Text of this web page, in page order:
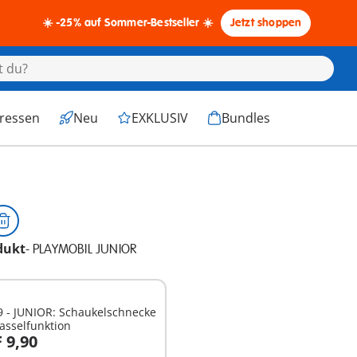
☀️ -25% auf Sommer-Bestseller ☀️ Jetzt shoppen
Neu EXKLUSIV Bundles
- PLAYMOBIL JUNIOR
- JUNIOR: Schaukelschnecke
9,90
den Warenkorb